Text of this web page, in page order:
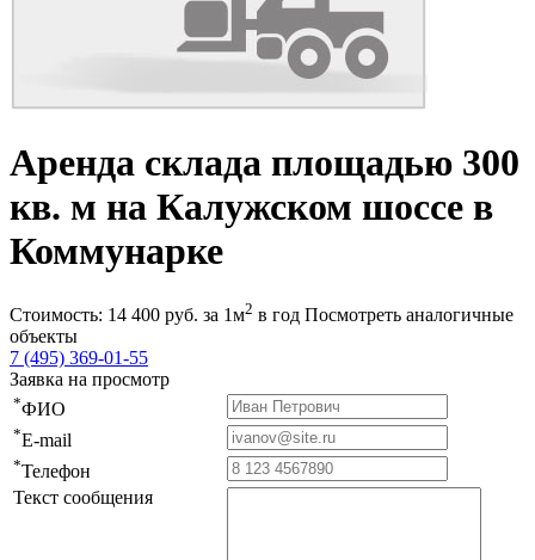
Аренда склада площадью 300
кв. м на Калужском шоссе в
Коммунарке
Стоимость: 14 400 руб. за 1м2 в год Посмотреть аналогичные
объекты
7 (495) 369-01-55
Заявка на просмотр
*ФИО
*E-mail
*Телефон
Текст сообщения